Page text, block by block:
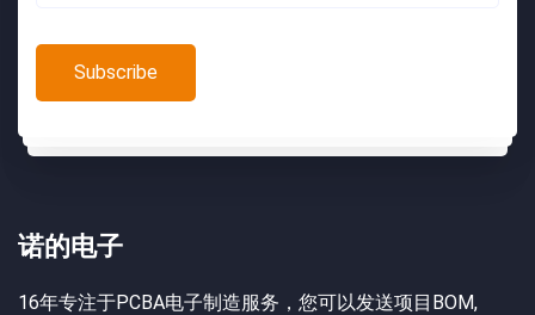
诺的电子
16年专注于PCBA电子制造服务，您可以发送项目BOM,